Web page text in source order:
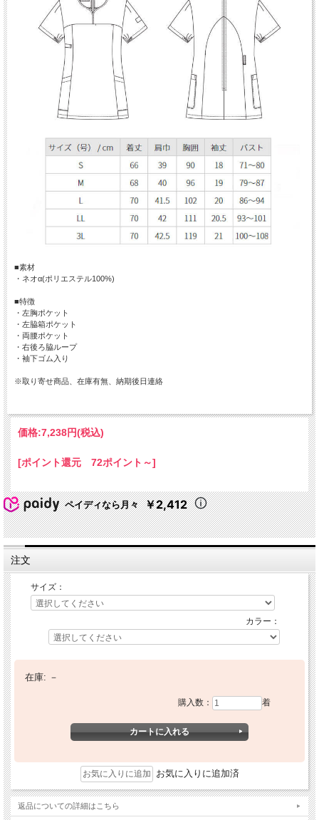
■素材
・ネオα(ポリエステル100%)
■特徴
・左胸ポケット
・左脇箱ポケット
・両腰ポケット
・右後ろ脇ループ
・袖下ゴム入り
※取り寄せ商品、在庫有無、納期後日連絡
価格:7,238円(税込)
[ポイント還元 72ポイント～]
ペイディなら月々 ￥2,412
注文
サイズ：
カラー：
在庫: －
購入数： 着
お気に入りに追加済
返品についての詳細はこちら